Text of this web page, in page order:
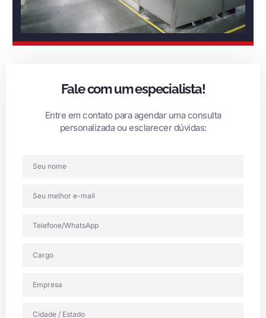
Fale com um especialista!
Entre em contato para agendar uma consulta
personalizada ou esclarecer dúvidas: